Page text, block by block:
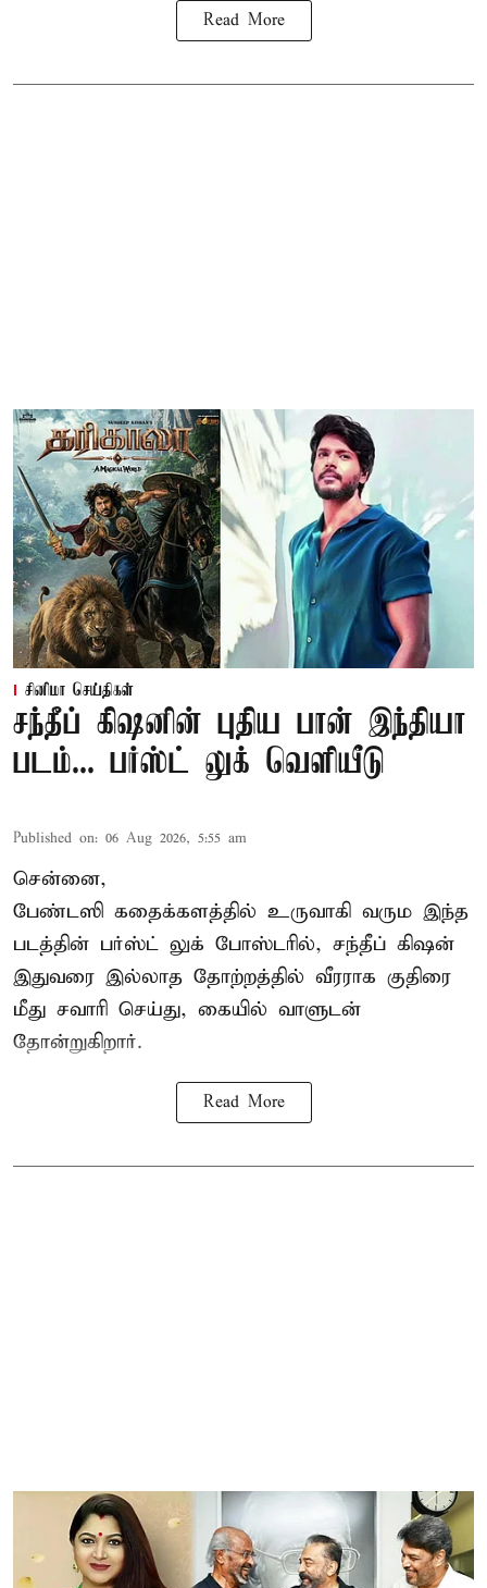
Read More
சினிமா செய்திகள்
சந்தீப் கிஷனின் புதிய பான் இந்தியா
படம்... பர்ஸ்ட் லுக் வெளியீடு
Published on: 06 Aug 2026, 5:55 am
சென்னை,
பேண்டஸி கதைக்களத்தில் உருவாகி வரும இந்த
படத்தின் பர்ஸ்ட் லுக் போஸ்டரில், சந்தீப் கிஷன்
இதுவரை இல்லாத தோற்றத்தில் வீரராக குதிரை
மீது சவாரி செய்து, கையில் வாளுடன்
தோன்றுகிறார்.
Read More